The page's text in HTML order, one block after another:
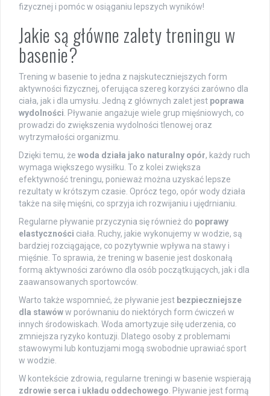
fizycznej i pomóc w osiąganiu lepszych wyników!
Jakie są główne zalety treningu w
basenie?
Trening w basenie to jedna z najskuteczniejszych form
aktywności fizycznej, oferująca szereg korzyści zarówno dla
ciała, jak i dla umysłu. Jedną z głównych zalet jest poprawa
wydolności . Pływanie angażuje wiele grup mięśniowych, co
prowadzi do zwiększenia wydolności tlenowej oraz
wytrzymałości organizmu.
Dzięki temu, że woda działa jako naturalny opór, każdy ruch
wymaga większego wysiłku. To z kolei zwiększa
efektywność treningu, ponieważ można uzyskać lepsze
rezultaty w krótszym czasie. Oprócz tego, opór wody działa
także na siłę mięśni, co sprzyja ich rozwijaniu i ujędrnianiu.
Regularne pływanie przyczynia się również do poprawy
elastyczności ciała. Ruchy, jakie wykonujemy w wodzie, są
bardziej rozciągające, co pozytywnie wpływa na stawy i
mięśnie. To sprawia, że trening w basenie jest doskonałą
formą aktywności zarówno dla osób początkujących, jak i dla
zaawansowanych sportowców.
Warto także wspomnieć, że pływanie jest bezpieczniejsze
dla stawóww porównaniu do niektórych form ćwiczeń w
innych środowiskach. Woda amortyzuje siłę uderzenia, co
zmniejsza ryzyko kontuzji. Dlatego osoby z problemami
stawowymi lub kontuzjami mogą swobodnie uprawiać sport
w wodzie.
W kontekście zdrowia, regularne treningi w basenie wspierają
zdrowie serca i układu oddechowego . Pływanie jest formą